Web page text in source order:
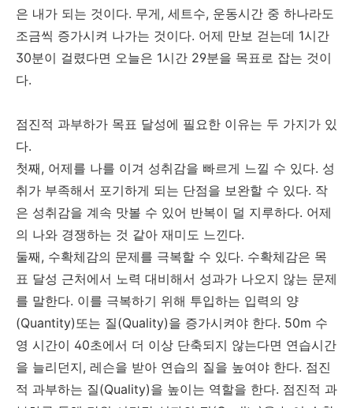
은 내가 되는 것이다. 무게, 세트수, 운동시간 중 하나라도
조금씩 증가시켜 나가는 것이다. 어제 만보 걷는데 1시간
30분이 걸렸다면 오늘은 1시간 29분을 목표로 잡는 것이
다.
점진적 과부하가 목표 달성에 필요한 이유는 두 가지가 있
다.
첫째, 어제를 나를 이겨 성취감을 빠르게 느낄 수 있다. 성
취가 부족해서 포기하게 되는 단점을 보완할 수 있다. 작
은 성취감을 계속 맛볼 수 있어 반복이 덜 지루하다. 어제
의 나와 경쟁하는 것 같아 재미도 느낀다.
둘째, 수확체감의 문제를 극복할 수 있다. 수확체감은 목
표 달성 근처에서 노력 대비해서 성과가 나오지 않는 문제
를 말한다. 이를 극복하기 위해 투입하는 입력의 양
(Quantity)또는 질(Quality)을 증가시켜야 한다. 50m 수
영 시간이 40초에서 더 이상 단축되지 않는다면 연습시간
을 늘리던지, 레슨을 받아 연습의 질을 높여야 한다. 점진
적 과부하는 질(Quality)을 높이는 역할을 한다. 점진적 과